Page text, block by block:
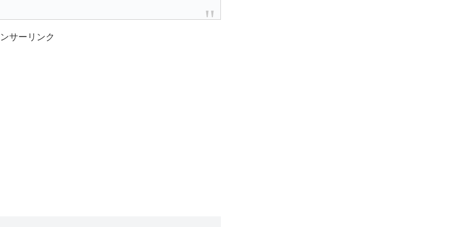
サーリンク